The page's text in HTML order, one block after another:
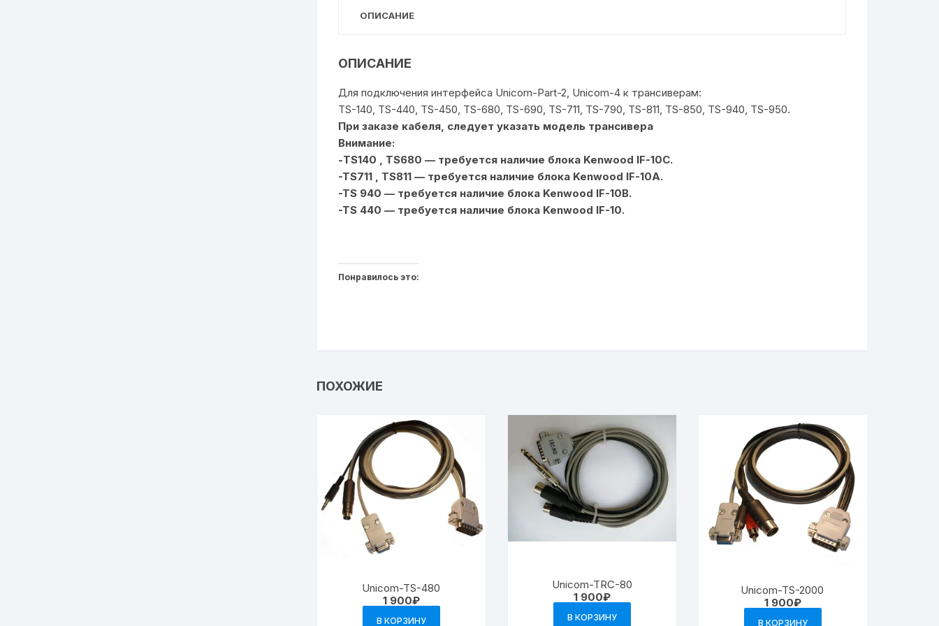
ОПИСАНИЕ
ОПИСАНИЕ
Для подключения интерфейса Unicom-Part-2, Unicom-4 к трансиверам:
TS-140, TS-440, TS-450, TS-680, TS-690, TS-711, TS-790, TS-811, TS-850, TS-940, TS-950.
При заказе кабеля, следует указать модель трансивера
Внимание:
-TS140 , TS680 — требуется наличие блока Kenwood IF-10C.
-TS711 , TS811 — требуется наличие блока Kenwood IF-10A.
-TS 940 — требуется наличие блока Kenwood IF-10B.
-TS 440 — требуется наличие блока Kenwood IF-10.
Понравилось это:
ПОХОЖИЕ
Unicom-TS-480
1 900₽
В КОРЗИНУ
Unicom-TRС-80
1 900₽
В КОРЗИНУ
Unicom-TS-2000
1 900₽
В КОРЗИНУ